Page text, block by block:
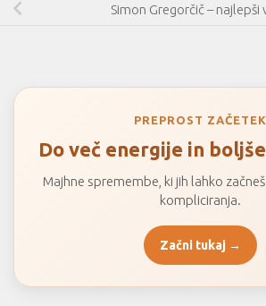
Simon Gregorčič – najlepši
PREPROST ZAČETEK
Do več energije in
Majhne spremembe, ki jih lahko
kompliciranja.
Začni tukaj →